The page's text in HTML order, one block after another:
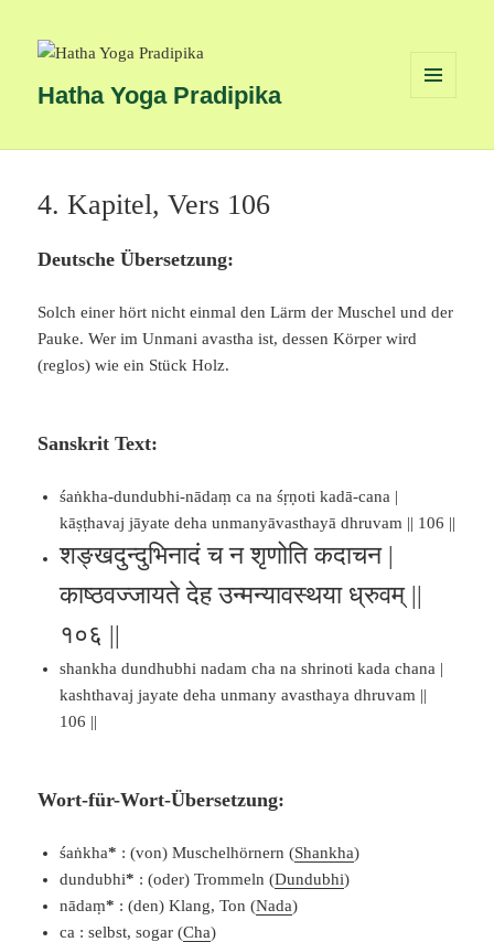
Hatha Yoga Pradipika
4. Kapitel, Vers 106
Deutsche Übersetzung:
Solch einer hört nicht einmal den Lärm der Muschel und der
Pauke. Wer im Unmani avastha ist, dessen Körper wird
(reglos) wie ein Stück Holz.
Sanskrit Text:
śaṅkha-dundubhi-nādaṃ ca na śṛṇoti kadā-cana |
kāṣṭhavaj jāyate deha unmanyāvasthayā dhruvam || 106 ||
शङ्खदुन्दुभिनादं च न शृणोति कदाचन |
काष्ठवज्जायते देह उन्मन्यावस्थया ध्रुवम् ||
१०६ ||
shankha dundhubhi nadam cha na shrinoti kada chana |
kashthavaj jayate deha unmany avasthaya dhruvam ||
106 ||
Wort-für-Wort-Übersetzung:
śaṅkha* : (von) Muschelhörnern (Shankha)
dundubhi* : (oder) Trommeln (Dundubhi)
nādaṃ* : (den) Klang, Ton (Nada)
ca : selbst, sogar (Cha)